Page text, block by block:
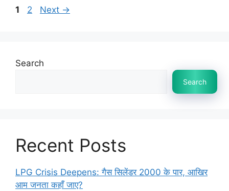
Page
1 Page
2 Next →
Search
Search
Recent Posts
LPG Crisis Deepens: गैस सिलेंडर 2000 के पार, आखिर
आम जनता कहाँ जाए?